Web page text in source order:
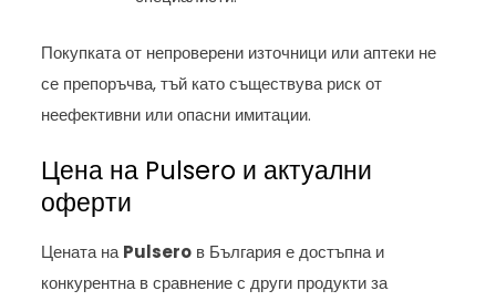
Покупката от непроверени източници или аптеки не
се препоръчва, тъй като съществува риск от
неефективни или опасни имитации.
Цена на Pulsero и актуални
оферти
Цената наPulsero в България е достъпна и
конкурентна в сравнение с други продукти за